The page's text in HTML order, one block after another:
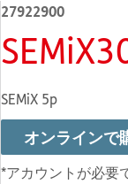
27922900
SEMiX 5p
オンラインで
*アカウントが必要